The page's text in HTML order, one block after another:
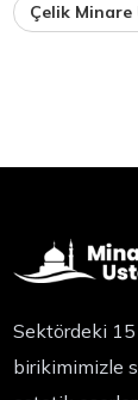
Çelik Minare
Sektördeki 15
birikimimizle